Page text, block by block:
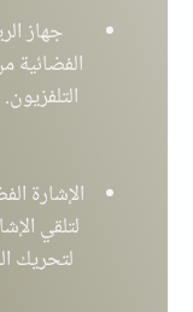
جهاز
الإشارة
لتلقي
لتحريك